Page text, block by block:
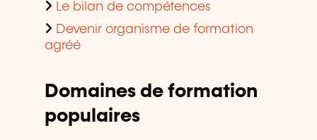
Le bilan de compétences
Devenir organisme de formation
agréé
Domaines de formation
populaires